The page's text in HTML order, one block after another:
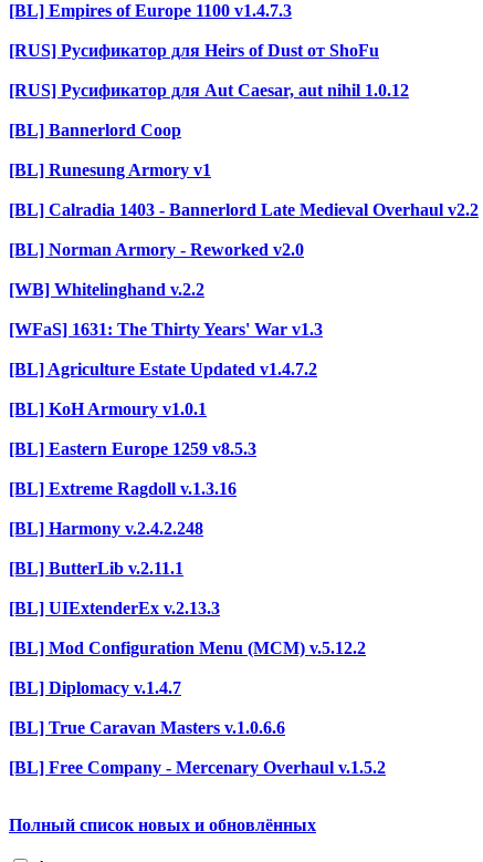
[BL] Empires of Europe 1100 v1.4.7.3
[RUS] Русификатор для Heirs of Dust от ShoFu
[RUS] Русификатор для Aut Caesar, aut nihil 1.0.12
[BL] Bannerlord Coop
[BL] Runesung Armory v1
[BL] Calradia 1403 - Bannerlord Late Medieval Overhaul v2.2
[BL] Norman Armory - Reworked v2.0
[WB] Whitelinghand v.2.2
[WFaS] 1631: The Thirty Years' War v1.3
[BL] Agriculture Estate Updated v1.4.7.2
[BL] KoH Armoury v1.0.1
[BL] Eastern Europe 1259 v8.5.3
[BL] Extreme Ragdoll v.1.3.16
[BL] Harmony v.2.4.2.248
[BL] ButterLib v.2.11.1
[BL] UIExtenderEx v.2.13.3
[BL] Mod Configuration Menu (MCM) v.5.12.2
[BL] Diplomacy v.1.4.7
[BL] True Caravan Masters v.1.0.6.6
[BL] Free Company - Mercenary Overhaul v.1.5.2
Полный список новых и обновлённых